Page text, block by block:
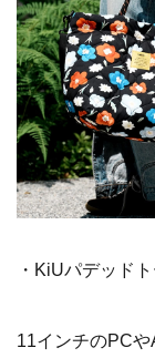
・KiUパデッド
11インチのPC